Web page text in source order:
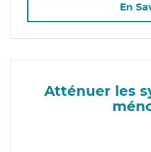
En
Atténuer les